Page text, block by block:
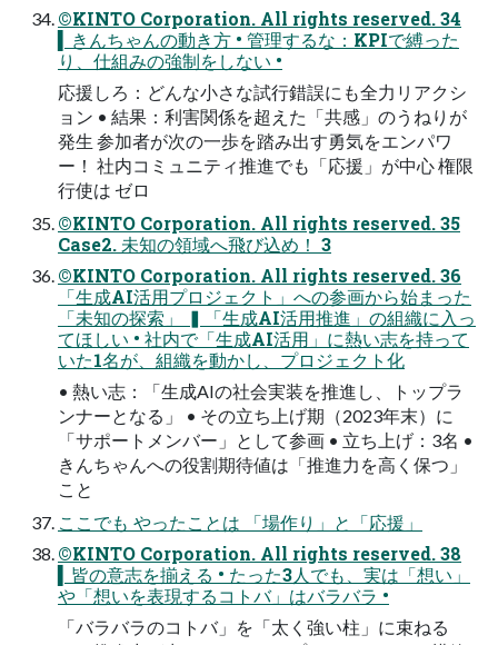
©KINTO Corporation. All rights reserved. 34
▍きんちゃんの動き方 • 管理するな：KPIで縛った
り、仕組みの強制をしない •
応援しろ：どんな小さな試行錯誤にも全力リアクシ
ョン • 結果：利害関係を超えた「共感」のうねりが
発生 参加者が次の一歩を踏み出す勇気をエンパワ
ー！ 社内コミュニティ推進でも「応援」が中心 権限
行使は ゼロ
©KINTO Corporation. All rights reserved. 35
Case2. 未知の領域へ飛び込め！ 3
©KINTO Corporation. All rights reserved. 36
「生成AI活用プロジェクト」への参画から始まった
「未知の探索」 ▍「生成AI活用推進」の組織に入っ
てほしい • 社内で「生成AI活用」に熱い志を持って
いた1名が、組織を動かし、プロジェクト化
• 熱い志：「生成AIの社会実装を推進し、トップラ
ンナーとなる」 • その立ち上げ期（2023年末）に
「サポートメンバー」として参画 • 立ち上げ：3名 •
きんちゃんへの役割期待値は「推進力を高く保つ」
こと
ここでも やったことは 「場作り」と「応援」
©KINTO Corporation. All rights reserved. 38
▍皆の意志を揃える • たった3人でも、実は「想い」
や「想いを表現するコトバ」はバラバラ •
「バラバラのコトバ」を「太く強い柱」に束ねる